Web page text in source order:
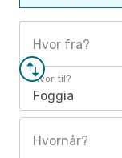
Hvor fra?
Hvor til?
Foggia
Hvornår?